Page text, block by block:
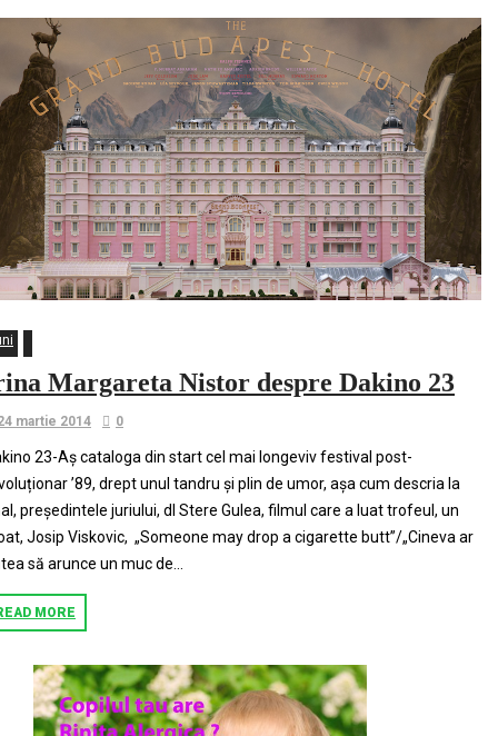
Margareta Nistor despre Dakino 23
martie 2014 0
23-Aș cataloga din start cel mai longeviv festival post-
’89, drept unul tandru și plin de umor, așa cum descria la
președintele juriului, dl Stere Gulea, filmul care a luat trofeul, un
Josip Viskovic, „Someone may drop a cigarette butt”/„Cineva ar
să arunce un muc de...
MORE